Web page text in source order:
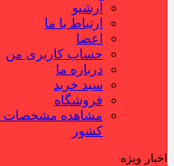
آرشیو
ارتباط با ما
اعضا
حساب کاربری من
درباره ما
سبد خرید
فروشگاه
مشاهده مشخصات
کشور
اخبار ویژه